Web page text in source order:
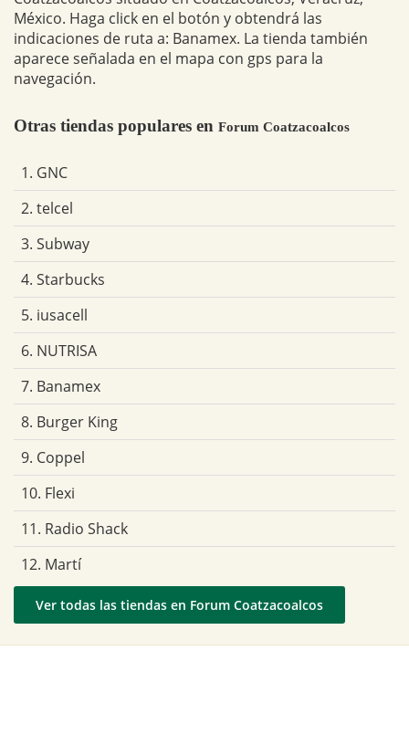
México. Haga click en el botón y obtendrá las
indicaciones de ruta a: Banamex. La tienda también
aparece señalada en el mapa con gps para la
navegación.
Otras tiendas populares en Forum Coatzacoalcos
1. GNC
2. telcel
3. Subway
4. Starbucks
5. iusacell
6. NUTRISA
7. Banamex
8. Burger King
9. Coppel
10. Flexi
11. Radio Shack
12. Martí
Ver todas las tiendas en Forum Coatzacoalcos